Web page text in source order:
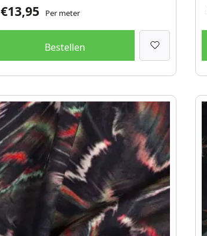
€13,95 Per meter
Bestellen